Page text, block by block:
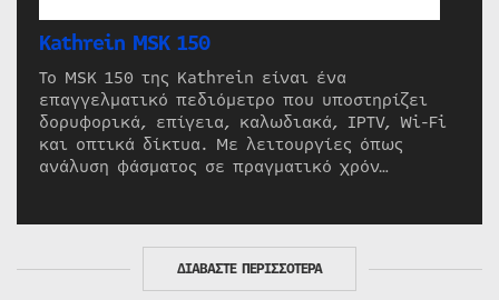
Kathrein MSK 150
Το MSK 150 της Kathrein είναι ένα
επαγγελματικό πεδιόμετρο που υποστηρίζει
δορυφορικά, επίγεια, καλωδιακά, IPTV, Wi-Fi
και οπτικά δίκτυα. Με λειτουργίες όπως
ανάλυση φάσματος σε πραγματικό χρόν…
ΔΙΑΒΑΣΤΕ ΠΕΡΙΣΣΟΤΕΡΑ